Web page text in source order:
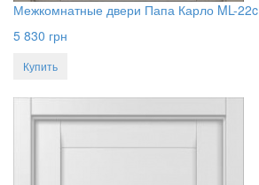
Межкомнатные двери Папа Карло ML-22c
5 830 грн
Купить